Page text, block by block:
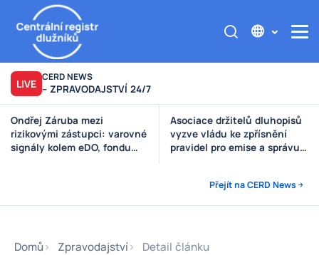
LIVE CERD NEWS
– ZPRAVODAJSTVÍ 24/7
Asociace držitelů dluhopisů
vyzve vládu ke zpřísnění
pravidel pro emise a správu
Výzva poškozeným věřitelům
Štěpánek Auto
Přejít na CERD News
Domů Zpravodajství Detail článku